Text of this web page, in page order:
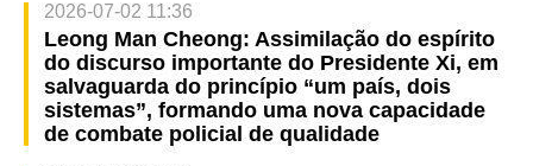
2026-07-02 11:36
Leong Man Cheong: Assimilação do espírito
do discurso importante do Presidente Xi, em
salvaguarda do princípio “um país, dois
sistemas”, formando uma nova capacidade
de combate policial de qualidade